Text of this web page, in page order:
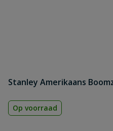
Stanley Amerikaans
Op voorraad